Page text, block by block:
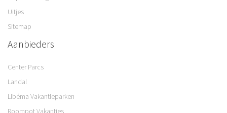
Uitjes
Sitemap
Aanbieders
Center Parcs
Landal
Libéma Vakantieparken
Roompot Vakanties